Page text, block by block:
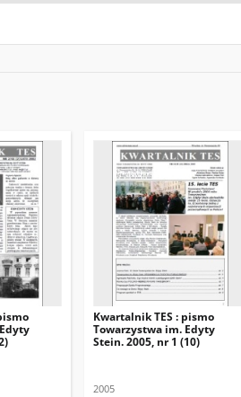
Kwartalnik TES : pismo
Towarzystwa im. Edyty
Stein. 2005, nr 1 (10)
2005